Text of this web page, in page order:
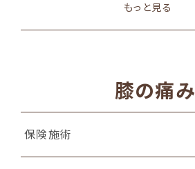
もっと見る
膝の痛み
保険施術